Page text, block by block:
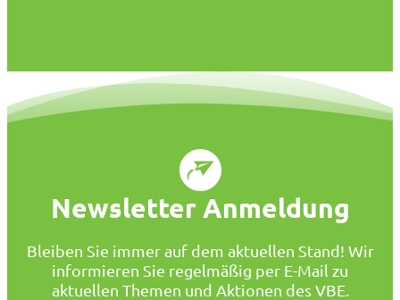
Newsletter Anmeldung
Bleiben Sie immer auf dem aktuellen Stand! Wir
informieren Sie regelmäßig per E-Mail zu
aktuellen Themen und Aktionen des VBE.